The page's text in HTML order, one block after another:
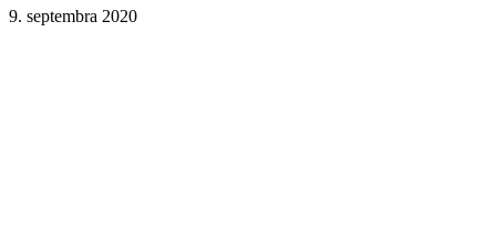
9. septembra 2020